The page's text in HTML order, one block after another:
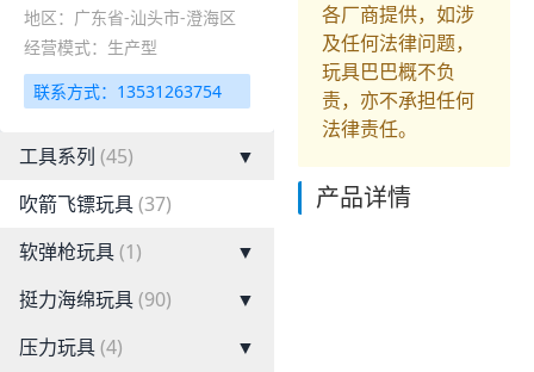
地区：广东省-汕头市-澄海区
经营模式：生产型
联系方式：13531263754
工具系列 (45)
▼
吹箭飞镖玩具(37)
软弹枪玩具(1)
▼
挺力海绵玩具(90)
▼
压力玩具(4)
▼
各厂商提供，如涉
及任何法律问题，
玩具巴巴概不负
责，亦不承担任何
法律责任。
产品详情